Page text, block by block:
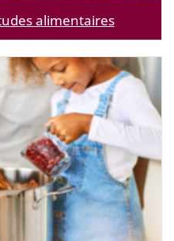
alimentaires